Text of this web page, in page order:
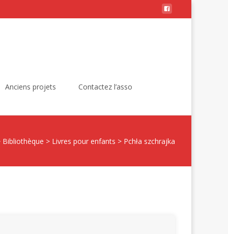
Anciens projets Contactez l’asso
Bibliothèque > Livres pour enfants > Pchła szchrajka